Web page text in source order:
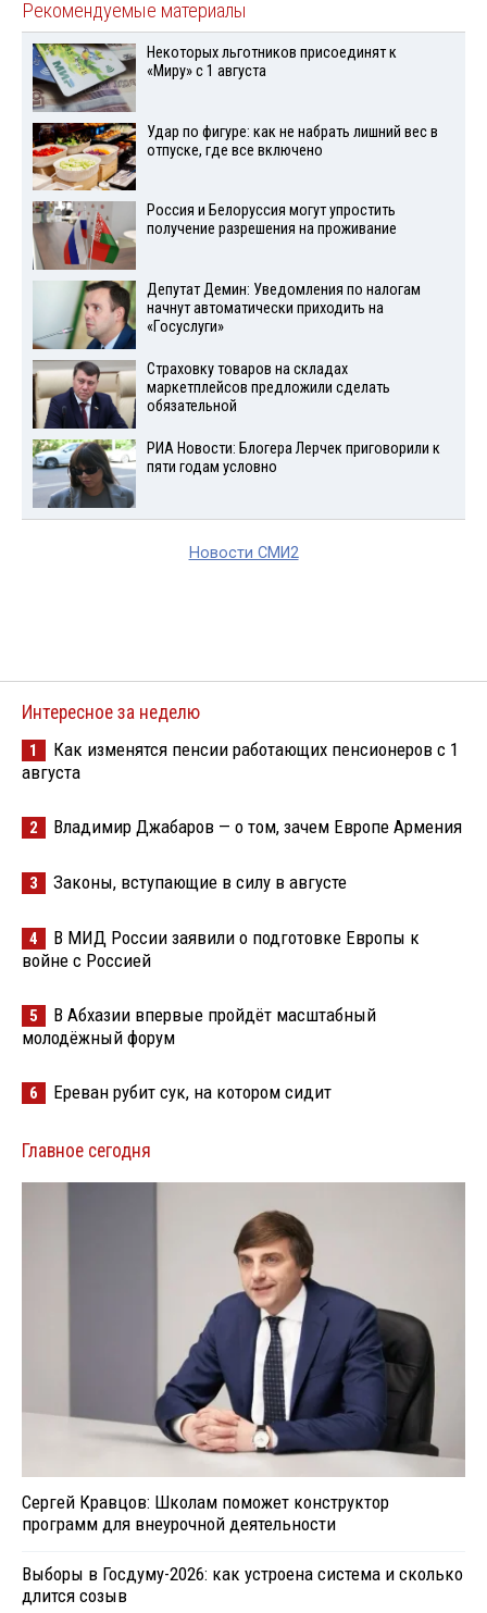
Рекомендуемые материалы
Некоторых льготников присоединят к
«Миру» с 1 августа
Удар по фигуре: как не набрать лишний вес в
отпуске, где все включено
Россия и Белоруссия могут упростить
получение разрешения на проживание
Депутат Демин: Уведомления по налогам
начнут автоматически приходить на
«Госуслуги»
Страховку товаров на складах
маркетплейсов предложили сделать
обязательной
РИА Новости: Блогера Лерчек приговорили к
пяти годам условно
Новости СМИ2
Интересное за неделю
1
Как изменятся пенсии работающих пенсионеров с 1
августа
2 Владимир Джабаров — о том, зачем Европе Армения
3 Законы, вступающие в силу в августе
4
В МИД России заявили о подготовке Европы к
войне с Россией
5
В Абхазии впервые пройдёт масштабный
молодёжный форум
6 Ереван рубит сук, на котором сидит
Главное сегодня
Сергей Кравцов: Школам поможет конструктор
программ для внеурочной деятельности
Выборы в Госдуму-2026: как устроена система и сколько
длится созыв